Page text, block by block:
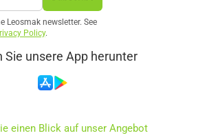
Leosmak newsletter. See
Policy.
Sie unsere App herunter
einen Blick auf unser Angebot